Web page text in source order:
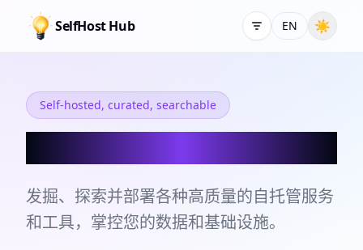
SelfHost Hub EN ☀
Self-hosted, curated, searchable
发掘、探索并部署各种高质量的自托管服务
和工具，掌控您的数据和基础设施。